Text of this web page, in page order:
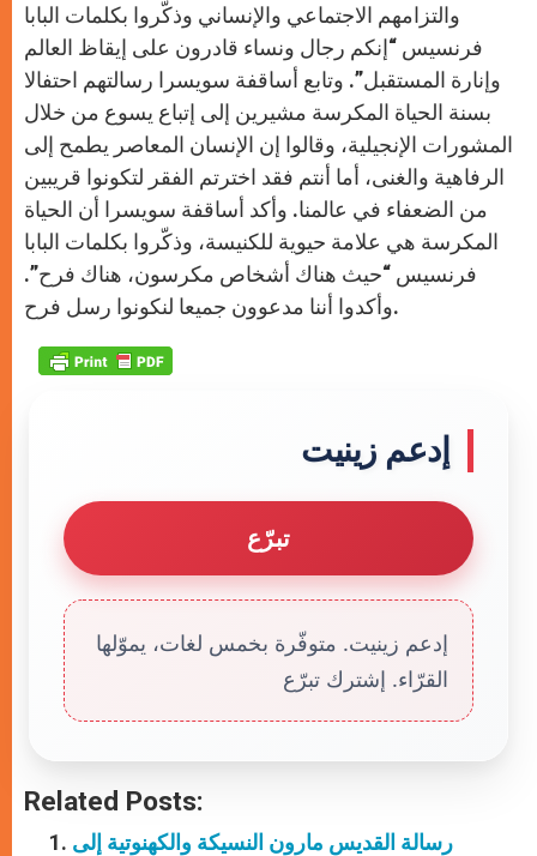
والتزامهم الاجتماعي والإنساني وذكّروا بكلمات البابا
فرنسيس “إنكم رجال ونساء قادرون على إيقاظ العالم
وإنارة المستقبل”. وتابع أساقفة سويسرا رسالتهم احتفالا
بسنة الحياة المكرسة مشيرين إلى إتباع يسوع من خلال
المشورات الإنجيلية، وقالوا إن الإنسان المعاصر يطمح إلى
الرفاهية والغنى، أما أنتم فقد اخترتم الفقر لتكونوا قريبين
من الضعفاء في عالمنا. وأكد أساقفة سويسرا أن الحياة
المكرسة هي علامة حيوية للكنيسة، وذكّروا بكلمات البابا
فرنسيس “حيث هناك أشخاص مكرسون، هناك فرح”.
وأكدوا أننا مدعوون جميعا لنكونوا رسل فرح.
إدعم زينيت
تبرّع
إدعم زينيت. متوفّرة بخمس لغات، يموّلها
القرّاء. إشترك تبرّع
Related Posts:
رسالة القديس مارون النسيكة والكهنوتية إلى